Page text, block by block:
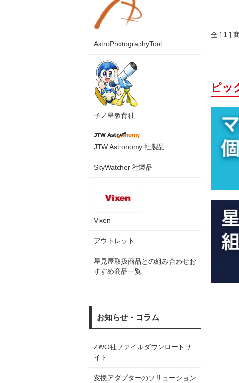
AstroPhotographyTool
子ノ星教育社
JTW Astronomy 社製品
SkyWatcher 社製品
Vixen
アウトレット
星見屋取扱商品との組み合わせお
すすめ商品一覧
お知らせ・コラム
ZWO社ファイルダウンロードサ
イト
変換アダプターのソリューション
全 [ 1 ]
ピッ